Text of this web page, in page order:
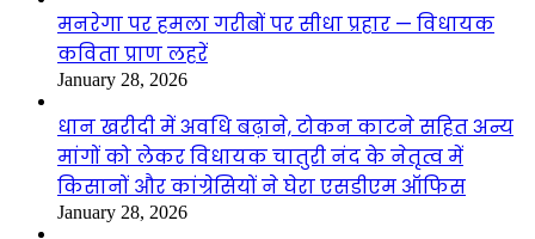
मनरेगा पर हमला गरीबों पर सीधा प्रहार — विधायक
कविता प्राण लहरें
January 28, 2026
धान खरीदी में अवधि बढ़ाने, टोकन काटने सहित अन्य
मांगों को लेकर विधायक चातुरी नंद के नेतृत्व में
किसानों और कांग्रेसियों ने घेरा एसडीएम ऑफिस
January 28, 2026